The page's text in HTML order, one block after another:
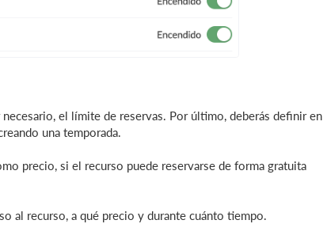
el límite de reservas. Por último, deberás definir en
una temporada.
precio, si el recurso puede reservarse de forma gratuita
al recurso, a qué precio y durante cuánto tiempo.